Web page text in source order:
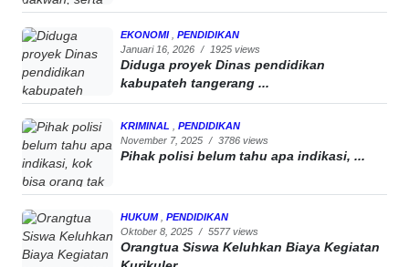
EKONOMI
PENDIDIKAN
Januari 16, 2026 / 1925 views
Diduga proyek Dinas pendidikan
kabupateh tangerang ...
KRIMINAL
PENDIDIKAN
November 7, 2025 / 3786 views
Pihak polisi belum tahu apa indikasi, ...
HUKUM
PENDIDIKAN
Oktober 8, 2025 / 5577 views
Orangtua Siswa Keluhkan Biaya Kegiatan